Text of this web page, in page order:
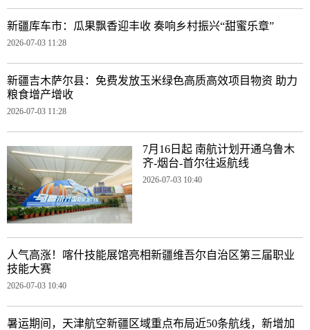
新疆库车市：瓜果飘香迎丰收 奏响乡村振兴“甜蜜乐章”
2026-07-03 11:28
新疆吉木萨尔县：免费发放玉米绿色高质高效项目物资 助力
粮食增产增收
2026-07-03 11:28
7月16日起 南航计划开通乌鲁木
齐-烟台-首尔往返航线
2026-07-03 10:40
人气高涨！喀什技能展馆亮相新疆维吾尔自治区第三届职业
技能大赛
2026-07-03 10:40
暑运期间，天津航空新疆区域重点布局近50条航线，新增加